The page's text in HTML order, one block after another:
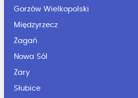
Gorzów Wielkopolski
Międzyrzecz
Żagań
Nowa Sól
Żary
Słubice